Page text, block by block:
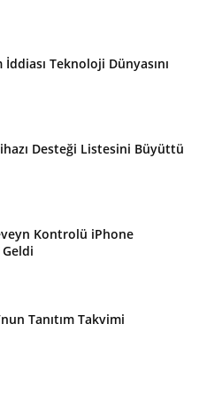
Teknoloji Dünyasını
Desteği Listesini Büyüttü
Kontrolü iPhone
Geldi
Tanıtım Takvimi